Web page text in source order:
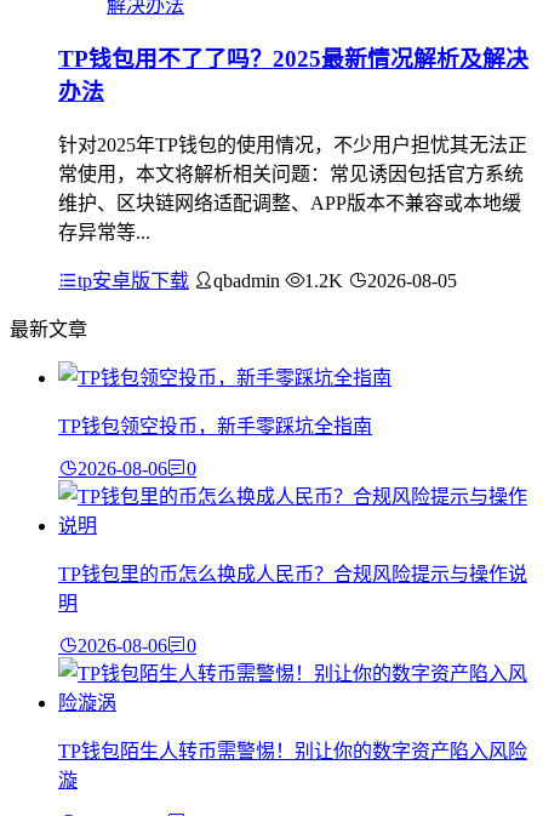
TP钱包用不了了吗？2025最新情况解析及解决
办法
针对2025年TP钱包的使用情况，不少用户担忧其无法正
常使用，本文将解析相关问题：常见诱因包括官方系统
维护、区块链网络适配调整、APP版本不兼容或本地缓
存异常等...
tp安卓版下载 qbadmin 1.2K 2026-08-05
最新文章
TP钱包领空投币，新手零踩坑全指南
2026-08-06 0
TP钱包里的币怎么换成人民币？合规风险提示与操作说
明
2026-08-06 0
TP钱包陌生人转币需警惕！别让你的数字资产陷入风险
漩